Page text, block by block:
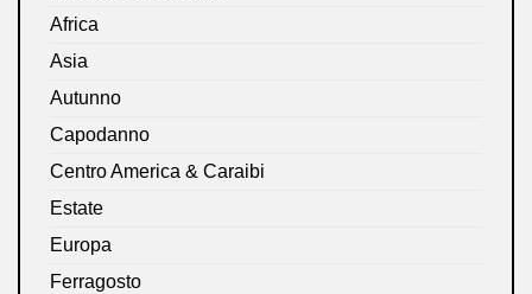
Africa
Asia
Autunno
Capodanno
Centro America & Caraibi
Estate
Europa
Ferragosto